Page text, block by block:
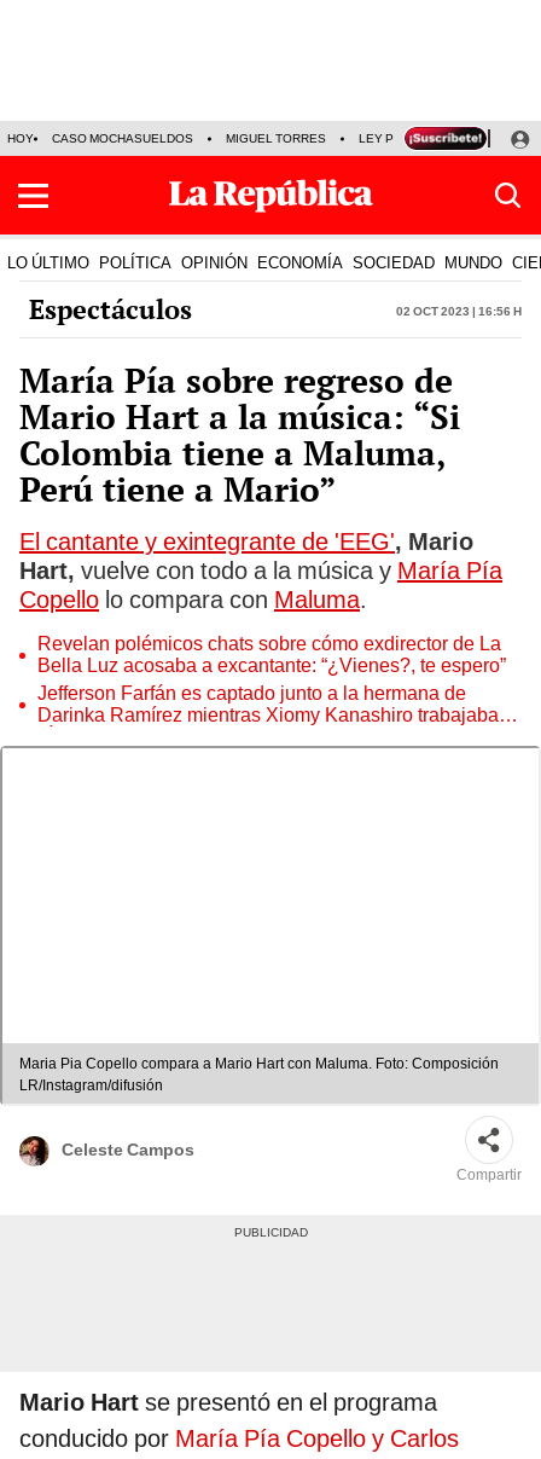
HOY CASO MOCHASUELDOS MIGUEL TORRES LEY PULPÍN PRECIO DEL
LO ÚLTIMO POLÍTICA OPINIÓN ECONOMÍA SOCIEDAD MUNDO
Espectáculos 02 Oct 2023 | 16:56 h
María Pía sobre regreso de
Mario Hart a la música: “Si
Colombia tiene a Maluma,
Perú tiene a Mario”
El cantante y exintegrante de 'EEG', Mario
Hart, vuelve con todo a la música y María Pía
Copello lo compara con Maluma.
Revelan polémicos chats sobre cómo exdirector de La
Bella Luz acosaba a excantante: “¿Vienes?, te espero”
Jefferson Farfán es captado junto a la hermana de
Darinka Ramírez mientras Xiomy Kanashiro trabajaba:
Maria Pia Copello compara a Mario Hart con Maluma. Foto: Composición
LR/Instagram/difusión
Celeste Campos
Compartir
Mario Hart se presentó en el programa
conducido por María Pía Copello y Carlos